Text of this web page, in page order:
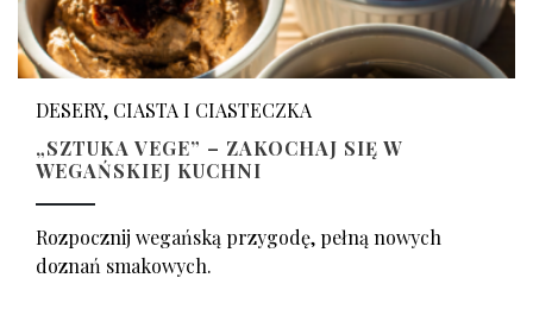
DESERY, CIASTA I CIASTECZKA
„SZTUKA VEGE” – ZAKOCHAJ SIĘ W
WEGAŃSKIEJ KUCHNI
Rozpocznij wegańską przygodę, pełną nowych
doznań smakowych.